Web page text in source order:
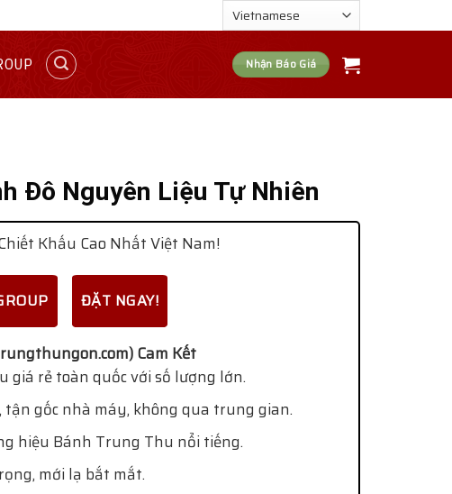
Nhận Báo Giá
Đô Nguyên Liệu Tự Nhiên
Khấu Cao Nhất Việt Nam!
ĐẶT NGAY!
Cam Kết
giá rẻ toàn quốc với số lượng lớn.
tận gốc nhà máy, không qua trung gian.
hiệu Bánh Trung Thu nổi tiếng.
mới lạ bắt mắt.